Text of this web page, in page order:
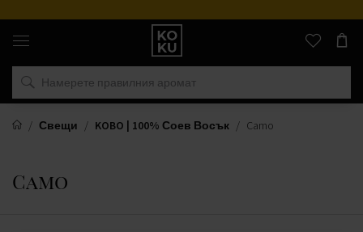
Оригинални
парфюми
часовници
на
място
Свещи
KOBO | 100% Соев Восък Camo
Camo